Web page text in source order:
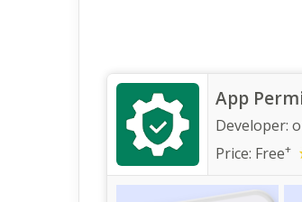
App
Developer:
Price: Free+